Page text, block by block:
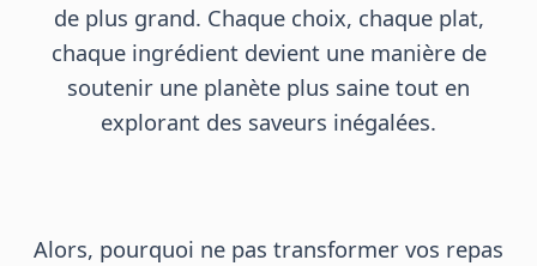
de plus grand. Chaque choix, chaque plat,
chaque ingrédient devient une manière de
soutenir une planète plus saine tout en
explorant des saveurs inégalées.
Alors, pourquoi ne pas transformer vos repas